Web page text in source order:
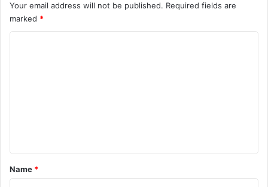
Your email address will not be published. Required fields are
marked *
*
Name *